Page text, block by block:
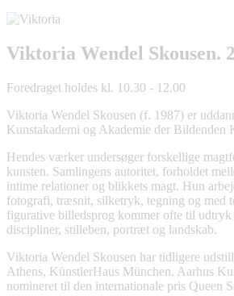
Viktoria Wendel Skousen.
Foredraget holdes kl. 10.30 - 12.00
Viktoria Wendel Skousen (f. 1987) er
Kunstakademi og Akademie der Bildenden
Hendes værker undersøger forskellige
kunsten. Samlingens autoritet, forholdet
intime relationer og blikkets magt. Hun
fotografi, træsnit, silketryk, tegning og med
figurative billedsprog kommer ofte til udtryk
discipliner, stilleben, portræt og landskab.
Viktoria Wendel Skousen har tidligere
Athens, KünstlerHaus München, Aarhus
nomineret til den internationale pris Queen